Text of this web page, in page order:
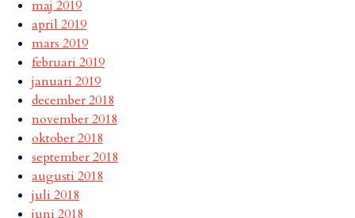
maj 2019
april 2019
mars 2019
februari 2019
januari 2019
december 2018
november 2018
oktober 2018
september 2018
augusti 2018
juli 2018
juni 2018